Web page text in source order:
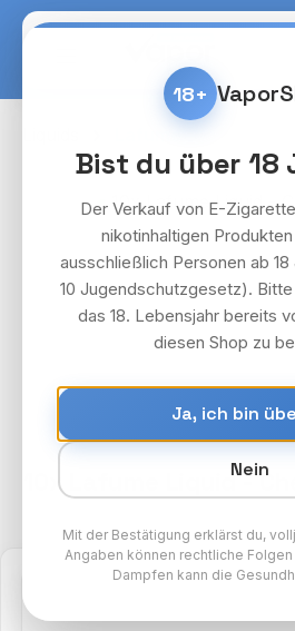
Zum Hauptinhalt springen
Bildergalerie überspringen
10x Lafume Liquid -
18+
Bist du über 18
Der Verkauf von E-
nikotinhaltigen
ausschließlich Personen ab
10 Jugendschutzgesetz).
das 18. Lebensjahr bereits
diesen Shop zu
Ja, ich bin
Nein
Mit der Bestätigung erklärst du,
Angaben können rechtliche Folgen
Dampfen kann die